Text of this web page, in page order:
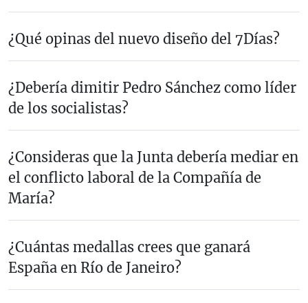
¿Qué opinas del nuevo diseño del 7Días?
¿Debería dimitir Pedro Sánchez como líder
de los socialistas?
¿Consideras que la Junta debería mediar en
el conflicto laboral de la Compañía de
María?
¿Cuántas medallas crees que ganará
España en Río de Janeiro?